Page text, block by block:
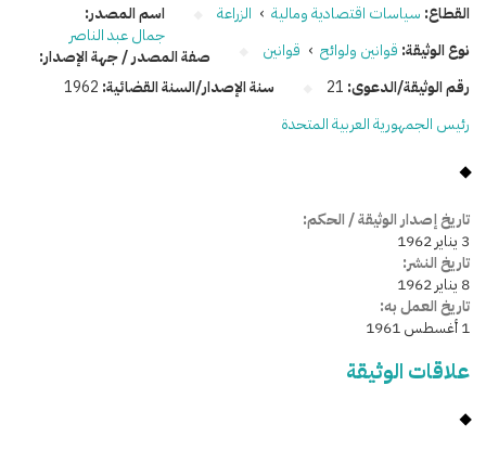
القطاع: سياسات اقتصادية ومالية › الزراعة
نوع الوثيقة: قوانين ولوائح › قوانين
رقم الوثيقة/الدعوى: 21 سنة الإصدار/السنة القضائية: 1962
اسم المصدر:
جمال عبد الناصر
صفة المصدر / جهة الإصدار:
رئيس الجمهورية العربية المتحدة
تاريخ إصدار الوثيقة / الحكم:
3 يناير 1962
تاريخ النشر:
8 يناير 1962
تاريخ العمل به:
1 أغسطس 1961
علاقات الوثيقة